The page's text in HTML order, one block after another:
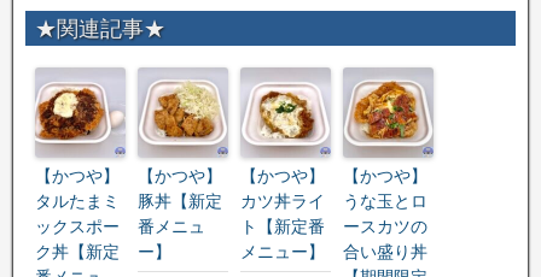
★関連記事★
【かつや】
タルたまミ
ックスポー
ク丼【新定
【かつや】
豚丼【新定
番メニュ
ー】
【かつや】
カツ丼ライ
ト【新定番
メニュー】
【かつや】
うな玉とロ
ースカツの
合い盛り丼